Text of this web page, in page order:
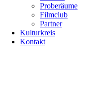
Proberäume
Filmclub
Partner
Kulturkreis
Kontakt